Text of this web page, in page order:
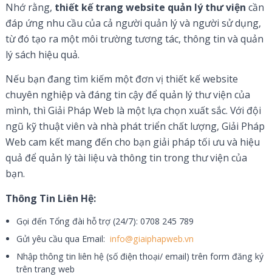
Nhớ rằng, thiết kế trang website quản lý thư viện cần
đáp ứng nhu cầu của cả người quản lý và người sử dụng,
từ đó tạo ra một môi trường tương tác, thông tin và quản
lý sách hiệu quả.
Nếu bạn đang tìm kiếm một đơn vị thiết kế website
chuyên nghiệp và đáng tin cậy để quản lý thư viện của
mình, thì Giải Pháp Web là một lựa chọn xuất sắc. Với đội
ngũ kỹ thuật viên và nhà phát triển chất lượng, Giải Pháp
Web cam kết mang đến cho bạn giải pháp tối ưu và hiệu
quả để quản lý tài liệu và thông tin trong thư viện của
bạn.
Thông Tin Liên Hệ:
Gọi đến Tổng đài hỗ trợ (24/7): 0708 245 789
Gửi yêu cầu qua Email:info@giaiphapweb.vn
Nhập thông tin liên hệ (số điện thoại/ email) trên form đăng ký
trên trang web